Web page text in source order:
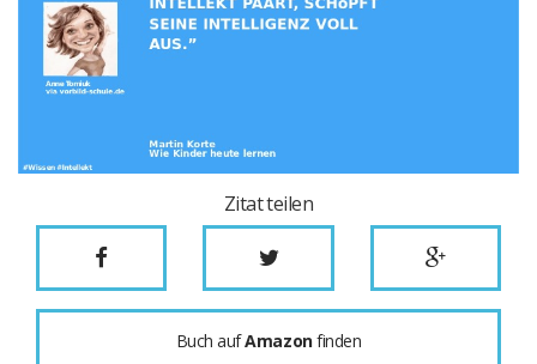
Zitat teilen
Buch aufAmazonfinden